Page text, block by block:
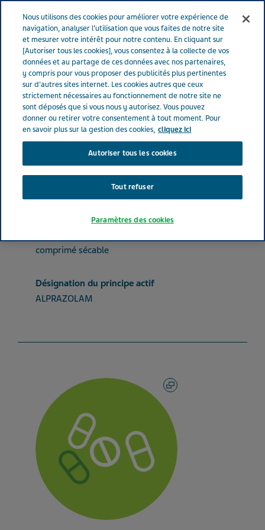
Menu
France Nos Produits
ALPRAZOLAM TEVA® 0.25 mg (bte de
30)
ALPRAZOLAM TEVA® 0.25
mg (bte de 30)
ALPRAZOLAM
comprimé sécable
Désignation du principe actif
ALPRAZOLAM
Nous utilisons des cookies pour améliorer votre expérience de
navigation, analyser l’utilisation que vous faites de notre site
et mesurer votre intérêt pour notre contenu. En cliquant sur
[Autoriser tous les cookies], vous consentez à la collecte de vos
données et au partage de ces données avec nos partenaires,
y compris pour vous proposer des publicités plus pertinentes
sur d'autres sites internet. Les cookies autres que ceux
strictement nécessaires au fonctionnement de notre site ne
sont déposés que si vous nous y autorisez. Vous pouvez
donner ou retirer votre consentement à tout moment. Pour
en savoir plus sur la gestion des cookies, cliquez ici
Autoriser tous les cookies
Tout refuser
Paramètres des cookies